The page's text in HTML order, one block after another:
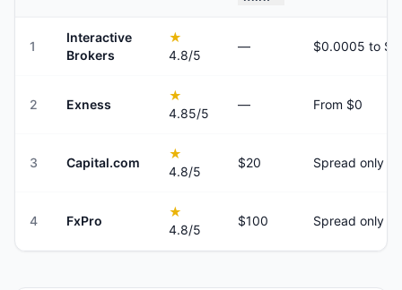
1
Interactive
Brokers
★
4.8/5
—
2 Exness
★
4.85/5
— From $0
3 Capital.com
★
4.8/5
$20 Spread only
4 FxPro
★
4.8/5
$100 Spread only